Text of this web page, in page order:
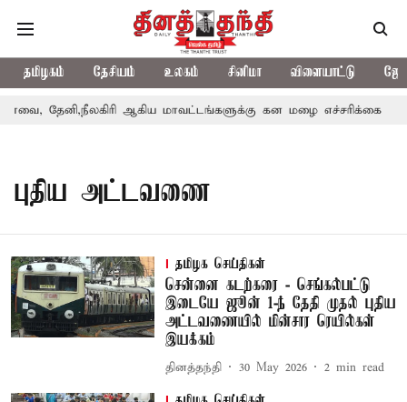
தமிழகம் தேசியம் உலகம் சினிமா விளையாட்டு
தேனி,நீலகிரி ஆகிய மாவட்டங்களுக்கு கன மழை எச்சரிக்கை
புதிய அட்டவணை
தமிழக செய்திகள்
சென்னை கடற்கரை - செங்கல்பட்டு
இடையே ஜூன் 1-ந் தேதி முதல் புதிய
அட்டவணையில் மின்சார ரெயில்கள்
இயக்கம்
தினத்தந்தி 30 May 2026 2 min read